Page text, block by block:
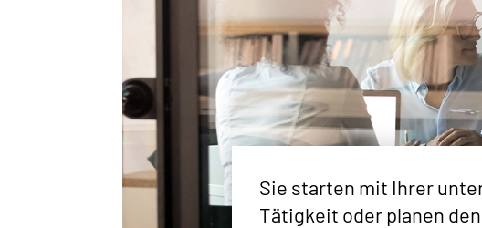
Sie starten mit Ihrer
Tätigkeit oder planen